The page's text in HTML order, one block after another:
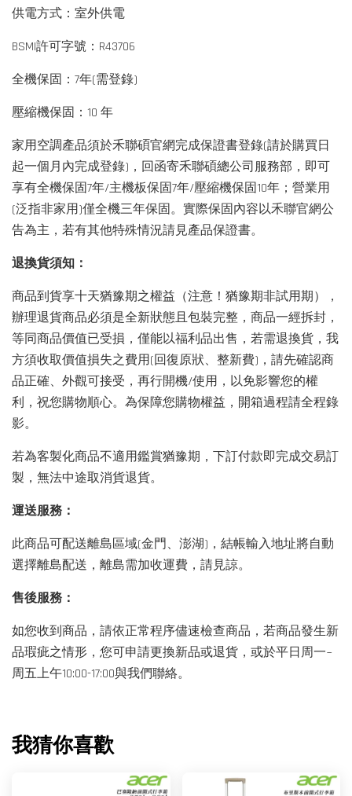
供電方式：室外供電
BSMI許可字號：R43706
全機保固：7年(需登錄)
壓縮機保固：10 年
家用空調產品須於禾聯碩官網完成保證書登錄(請於購買日
起一個月內完成登錄)，回函寄禾聯碩總公司服務部，即可
享有全機保固7年/主機板保固7年/壓縮機保固10年；營業用
(泛指非家用)僅全機三年保固。實際保固內容以禾聯官網公
告為主，若有其他特殊情況請見產品保證書。
退換貨須知：
商品到貨享十天猶豫期之權益（注意！猶豫期非試用期），
辦理退貨商品必須是全新狀態且包裝完整，商品一經拆封，
等同商品價值已受損，僅能以福利品出售，若需退換貨，我
方須收取價值損失之費用(回復原狀、整新費)，請先確認商
品正確、外觀可接受，再行開機/使用，以免影響您的權
利，祝您購物順心。為保障您購物權益，開箱過程請全程錄
影。
若為客製化商品不適用鑑賞猶豫期，下訂付款即完成交易訂
製，無法中途取消貨退貨。
運送服務：
此商品可配送離島區域(金門、澎湖)，結帳輸入地址將自動
選擇離島配送，離島需加收運費，請見諒。
售後服務：
如您收到商品，請依正常程序儘速檢查商品，若商品發生新
品瑕疵之情形，您可申請更換新品或退貨，或於平日周一~
周五上午10:00-17:00與我們聯絡。
我猜你喜歡